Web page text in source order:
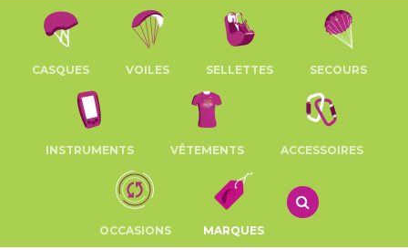
CASQUES VOILES SELLETTES SECOURS
INSTRUMENTS VÊTEMENTS ACCESSOIRES
OCCASIONS MARQUES